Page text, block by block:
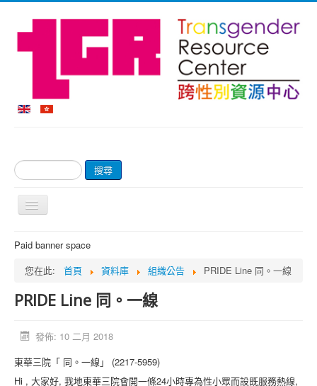
搜
尋...
搜尋
切
覽
首頁
關於我們
活動消息
資料庫
Paid banner space
您在此:
首頁 資料庫 組織公告 PRIDE Line 同。一線
PRIDE Line 同。一線
發佈: 10 二月 2018
東華三院「 同。一線」 (2217-5959)
Hi , 大家好, 我地東華三院會開一條24小時專為性小眾而設既服務熱線,